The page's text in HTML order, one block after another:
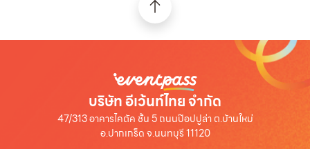
บริษัท อีเว้นท์ไทย จำกัด
47/313 อาคารไคตัค ชั้น 5 ถนนป๊อปปูล่า ต.บ้านใหม่
อ.ปากเกร็ด จ.นนทบุรี 11120